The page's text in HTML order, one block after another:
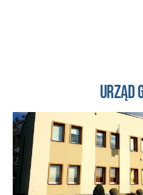
Urząd